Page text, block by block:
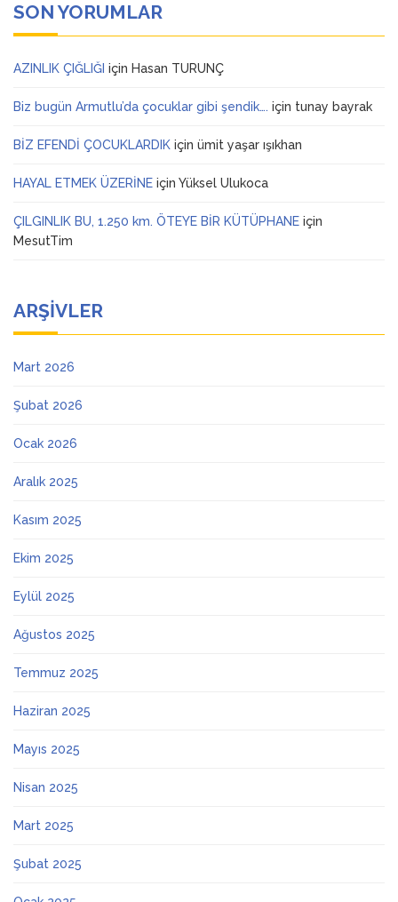
SON YORUMLAR
AZINLIK ÇIĞLIĞI için Hasan TURUNÇ
Biz bugün Armutlu’da çocuklar gibi şendik…. için tunay bayrak
BİZ EFENDİ ÇOCUKLARDIK için ümit yaşar ışıkhan
HAYAL ETMEK ÜZERİNE için Yüksel Ulukoca
ÇILGINLIK BU, 1.250 km. ÖTEYE BİR KÜTÜPHANE için
MesutTim
ARŞIVLER
Mart 2026
Şubat 2026
Ocak 2026
Aralık 2025
Kasım 2025
Ekim 2025
Eylül 2025
Ağustos 2025
Temmuz 2025
Haziran 2025
Mayıs 2025
Nisan 2025
Mart 2025
Şubat 2025